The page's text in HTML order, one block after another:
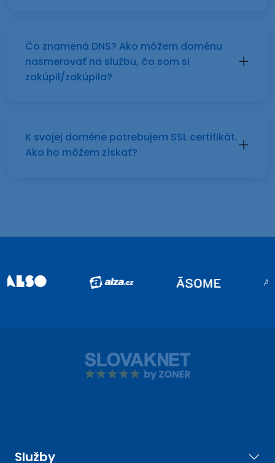
Čo znamená DNS? Ako môžem doménu
nasmerovať na službu, čo som si
zakúpil/zakúpila?
K svojej doméne potrebujem SSL certifikát.
Ako ho môžem získať?
Služby